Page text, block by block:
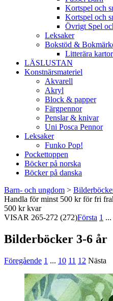
Kortspel och
Kortspel och
Övrigt Spel
Leksaker
Bokstöd &
Litterära kartor
LÄSLUSTAN
Konstnärsmateriel
Akvarell
Akryl
Block & papper
Färgpennor
Penslar & knivar
Uni Posca Pennor
Leksaker
Funko Pop!
Pockettoppen
Böcker på norska
Böcker på danska
Barn- och ungdom >
Handla för minst 500 kr för fri
500 kr kvar
VISAR 265-272 (272)Första 1 ...
Bilderböcker 3-6 år
Föregående 1 ... 10 11 12 Nästa